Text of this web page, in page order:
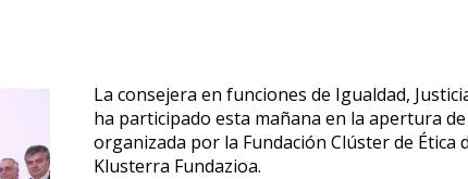
La consejera en funciones de Igualdad,
ha participado esta mañana en la apertura
organizada por la Fundación Clúster de Ética
Klusterra Fundazioa.